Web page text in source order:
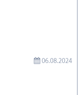
06.08.2024